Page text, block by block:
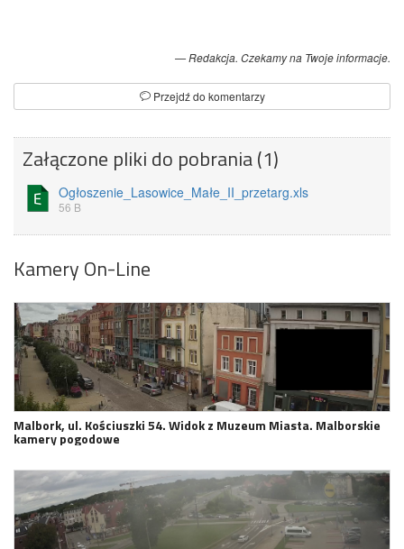
Redakcja. Czekamy na Twoje informacje.
Przejdź do komentarzy
Załączone pliki do pobrania (1)
Ogłoszenie_Lasowice_Małe_II_przetarg.xls
56 B
Kamery On-Line
Malbork, ul. Kościuszki 54. Widok z Muzeum Miasta. Malborskie
kamery pogodowe